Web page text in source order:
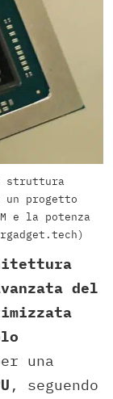
struttura
progetto
e la potenza
del
una
, seguendo